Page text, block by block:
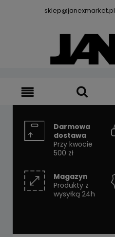
sklep@janexmarket.pl
Darmowa
dostawa
Przy kwocie
500 zł
Magazyn
Produkty z
wysyłką 24h